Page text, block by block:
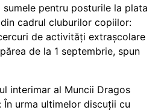
sumele pentru posturile la plata
cadrul cluburilor copiilor:
de activități extrașcolare
de la 1 septembrie, spun
interimar al Muncii Dragos
În urma ultimelor discuții cu